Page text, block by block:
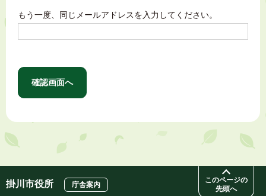
もう一度、同じメールアドレスを入力してください。
このページの
先頭へ
掛川市役所 庁舎案内